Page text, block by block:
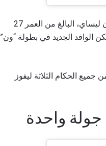
مع اقتراب النهاية في الجولة الثالثة، سعى كل من السترايكرز إلى إنهاء النزال، وكان ليساي، البالغ من العمر 27
الوافد الجديد في بطولة “ون”
الحكام الثلاثة ليفوز
واحدة